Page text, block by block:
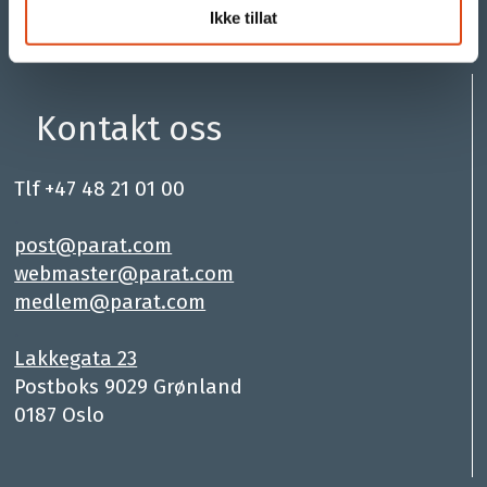
Ikke tillat
Kontakt oss
Tlf +47 48 21 01 00
post@parat.com
webmaster@parat.com
medlem@parat.com
Lakkegata 23
Postboks 9029 Grønland
0187 Oslo